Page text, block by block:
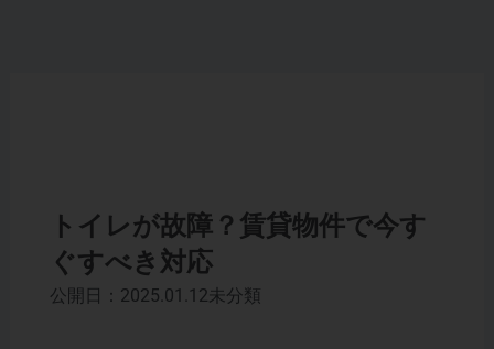
トイレが故障？賃貸物件で今す
ぐすべき対応
公開日：2025.01.12未分類